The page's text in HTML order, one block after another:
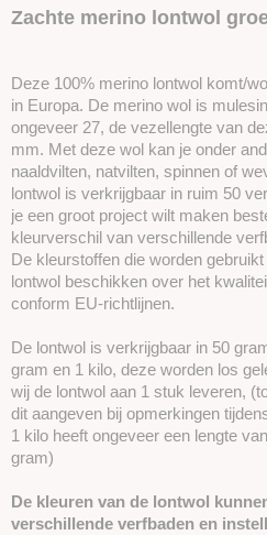
Zachte merino lontwol
Deze 100% merino lontwol komt/
in Europa. De merino wol is
ongeveer 27, de vezellengte van
mm. Met deze wol kan je onder
naaldvilten, natvilten, spinnen of
lontwol is verkrijgbaar in ruim 50
je een groot project wilt maken
kleurverschil van verschillende
De kleurstoffen die worden
lontwol beschikken over het
conform EU-richtlijnen.
De lontwol is verkrijgbaar in 50
gram en 1 kilo, deze worden los
wij de lontwol aan 1 stuk leveren,
dit aangeven bij opmerkingen
1 kilo heeft ongeveer een lengte
gram)
De kleuren van de lontwol
verschillende verfbaden en